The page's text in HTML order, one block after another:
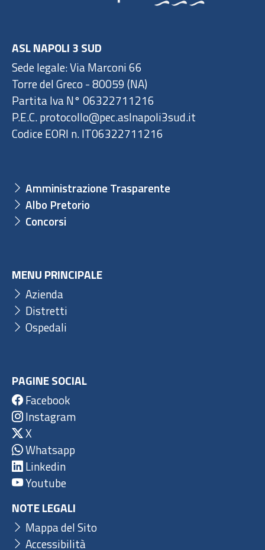
ASL NAPOLI 3 SUD
Sede legale: Via Marconi 66
Torre del Greco - 80059 (NA)
Partita Iva N° 06322711216
P.E.C. protocollo@pec.aslnapoli3sud.it
Codice EORI n. IT06322711216
Amministrazione Trasparente
Albo Pretorio
Concorsi
MENU PRINCIPALE
Azienda
Distretti
Ospedali
PAGINE SOCIAL
Facebook
Instagram
X
Whatsapp
Linkedin
Youtube
NOTE LEGALI
Mappa del Sito
Accessibilità